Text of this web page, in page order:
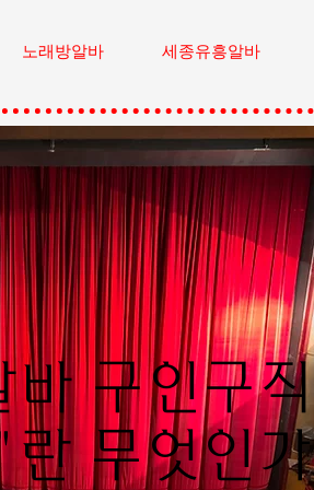
노래방알바 세종유흥알바
바 구인구직
무엇인가